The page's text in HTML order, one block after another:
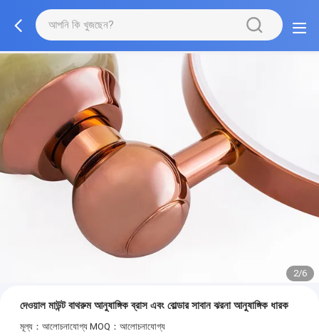
2/6
দেওয়াল মাউন্ট বাথরুম আনুষাঙ্গিক ব্রাস এবং বোল্ডার সাবান ঝরনা আনুষাঙ্গিক ধারক
মূল্য：আলোচনাযোগ্য MOQ：আলোচনাযোগ্য